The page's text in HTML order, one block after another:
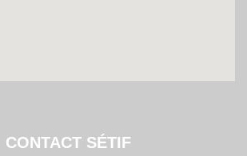
CONTACT SÉTIF